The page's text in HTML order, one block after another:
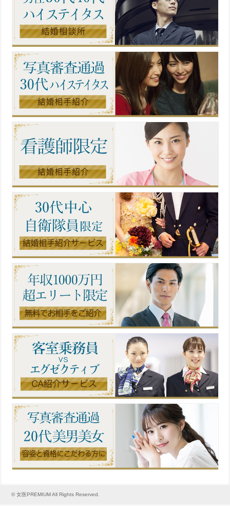
© 女医PREMIUM All Rights Reserved.